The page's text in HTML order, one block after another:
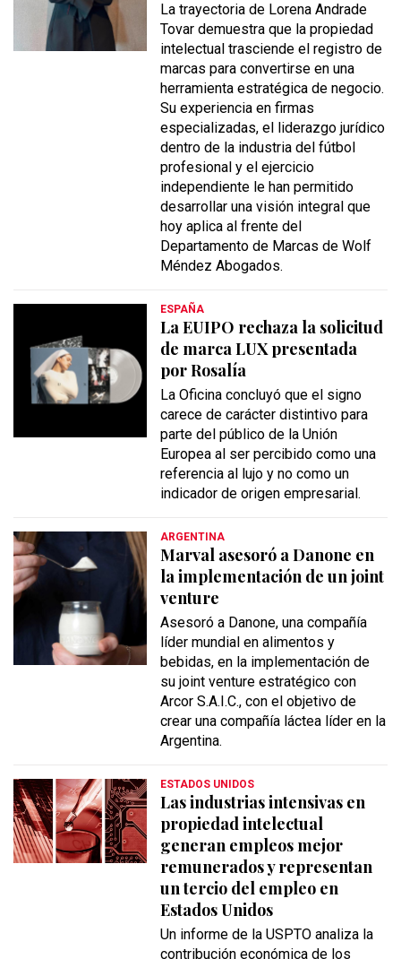
La trayectoria de Lorena Andrade
Tovar demuestra que la propiedad
intelectual trasciende el registro de
marcas para convertirse en una
herramienta estratégica de negocio.
Su experiencia en firmas
especializadas, el liderazgo jurídico
dentro de la industria del fútbol
profesional y el ejercicio
independiente le han permitido
desarrollar una visión integral que
hoy aplica al frente del
Departamento de Marcas de Wolf
Méndez Abogados.
ESPAÑA
La EUIPO rechaza la solicitud
de marca LUX presentada
por Rosalía
La Oficina concluyó que el signo
carece de carácter distintivo para
parte del público de la Unión
Europea al ser percibido como una
referencia al lujo y no como un
indicador de origen empresarial.
ARGENTINA
Marval asesoró a Danone en
la implementación de un joint
venture
Asesoró a Danone, una compañía
líder mundial en alimentos y
bebidas, en la implementación de
su joint venture estratégico con
Arcor S.A.I.C., con el objetivo de
crear una compañía láctea líder en la
Argentina.
ESTADOS UNIDOS
Las industrias intensivas en
propiedad intelectual
generan empleos mejor
remunerados y representan
un tercio del empleo en
Estados Unidos
Un informe de la USPTO analiza la
contribución económica de los